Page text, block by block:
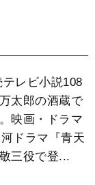
レビ小説108
太郎の酒蔵で
映画・ドラマ
ドラマ『青天
三役で登...